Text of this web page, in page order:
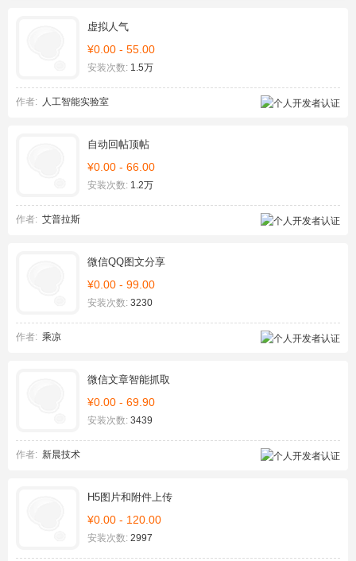
虚拟人气
¥0.00 - 55.00
安装次数: 1.5万
作者: 人工智能实验室
自动回帖顶帖
¥0.00 - 66.00
安装次数: 1.2万
作者: 艾普拉斯
微信QQ图文分享
¥0.00 - 99.00
安装次数: 3230
作者: 乘凉
微信文章智能抓取
¥0.00 - 69.90
安装次数: 3439
作者: 新晨技术
H5图片和附件上传
¥0.00 - 120.00
安装次数: 2997